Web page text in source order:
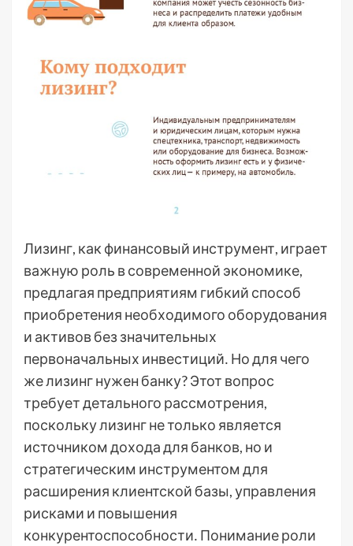
Лизинг, как финансовый инструмент, играет
важную роль в современной экономике,
предлагая предприятиям гибкий способ
приобретения необходимого оборудования
и активов без значительных
первоначальных инвестиций․ Но для чего
же лизинг нужен банку? Этот вопрос
требует детального рассмотрения,
поскольку лизинг не только является
источником дохода для банков, но и
стратегическим инструментом для
расширения клиентской базы, управления
рисками и повышения
конкурентоспособности․ Понимание роли